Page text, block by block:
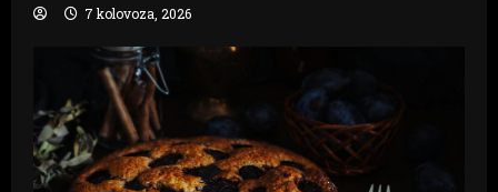
7 kolovoza, 2026